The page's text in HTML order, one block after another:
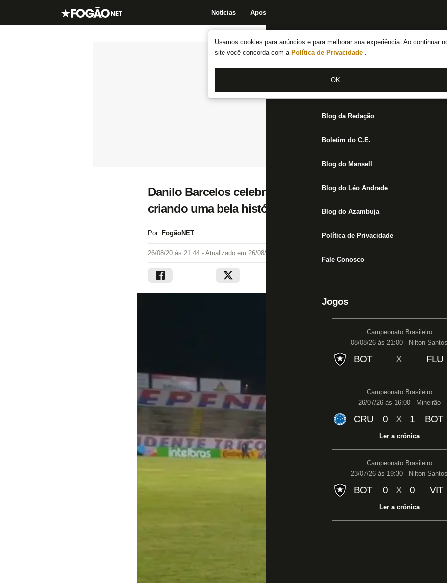
Usamos cookies para anúncios e para melhorar sua experiência. Ao continuar
site você concorda com a Política de Privacidade .
OK
Notícias Apostas
Notícias do Botafogo
Fórum
Jogos
Blog da Redação
Boletim do C.E.
Blog do Mansell
Blog do Léo Andrade
Blog do Azambuja
Política de Privacidade
Fale Conosco
Jogos
Campeonato Brasileiro
08/08/26 às 21:00 - Nilton Santos
BOT X FLU
Campeonato Brasileiro
26/07/26 às 16:00 - Mineirão
CRU 0 X 1 BOT
Ler a crônica
Campeonato Brasileiro
23/07/26 às 19:30 - Nilton Santos
BOT 0 X 0 VIT
Ler a crônica
Danilo Barcelos celebra classificação na Copa do Brasil:
criando uma bela história’
Por: FogãoNET
26/08/20 às 21:44 - Atualizado em 26/08/20 às 21:44